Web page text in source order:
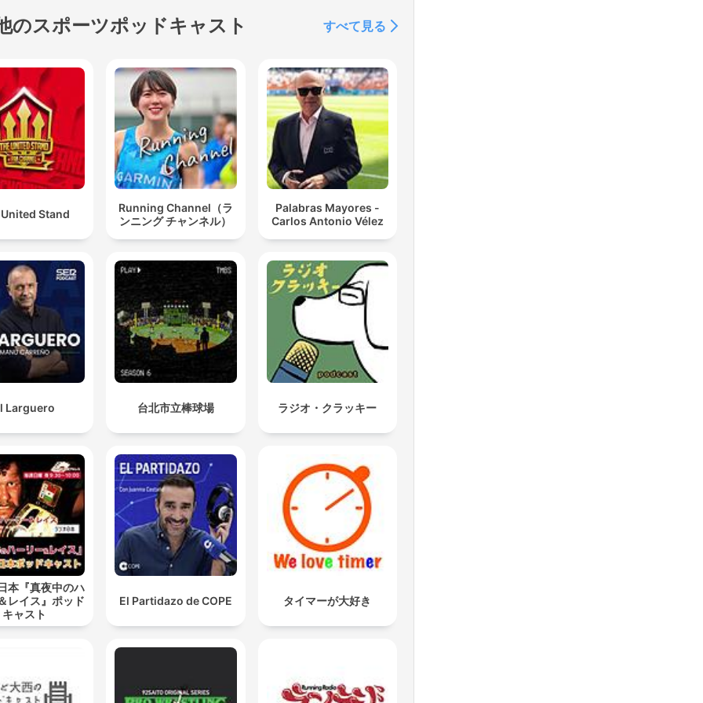
のスポーツポッドキャスト すべて見る
Stand
Running Channel（ラ
ンニング チャンネル）
Palabras Mayores -
Carlos Antonio Vélez
Larguero 台北市立棒球場 ラジオ・クラッキー
本『真夜中のハ
レイス』ポッド
キャスト
El Partidazo de COPE タイマーが大好き